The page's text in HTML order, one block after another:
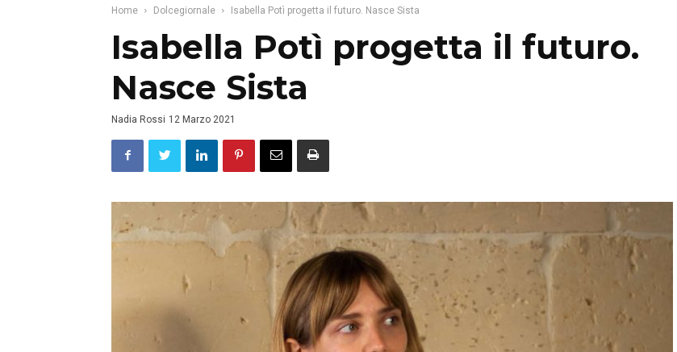
Home Dolcegiornale Isabella Potì progetta il futuro. Nasce Sista
Isabella Potì progetta il futuro.
Nasce Sista
Nadia Rossi 12 Marzo 2021